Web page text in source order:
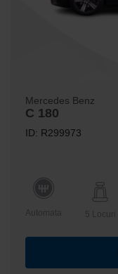
Mercedes Benz
C 180
ID: R299973
Automata 5 Locuri